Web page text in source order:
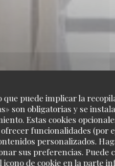
puede implicar la
son obligatorias y se
Estas cookies
funcionalidades (por
personalizados.
sus preferencias. Puede
de cookie en la parte